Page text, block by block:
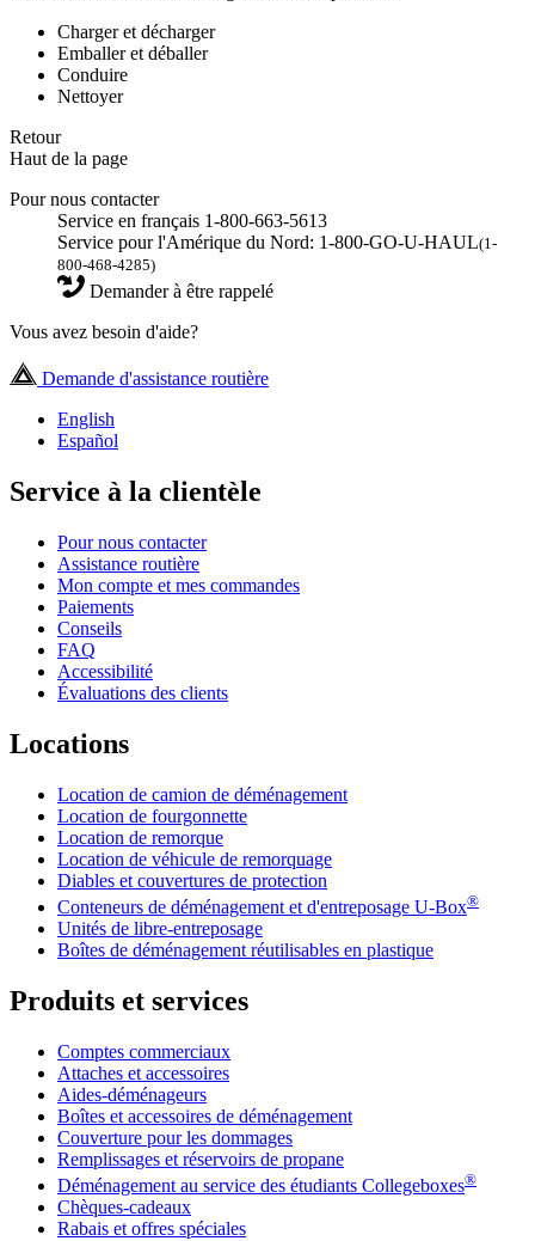
Charger et décharger
Emballer et déballer
Conduire
Nettoyer
Retour
Haut de la page
Pour nous contacter
Service en français 1-800-663-5613
Service pour l'Amérique du Nord: 1-800-GO-U-HAUL(1-
800-468-4285)
Demander à être rappelé
Vous avez besoin d'aide?
Demande d'assistance routière
English
Español
Service à la clientèle
Pour nous contacter
Assistance routière
Mon compte et mes commandes
Paiements
Conseils
FAQ
Accessibilité
Évaluations des clients
Locations
Location de camion de déménagement
Location de fourgonnette
Location de remorque
Location de véhicule de remorquage
Diables et couvertures de protection
Conteneurs de déménagement et d'entreposage U-Box®
Unités de libre-entreposage
Boîtes de déménagement réutilisables en plastique
Produits et services
Comptes commerciaux
Attaches et accessoires
Aides-déménageurs
Boîtes et accessoires de déménagement
Couverture pour les dommages
Remplissages et réservoirs de propane
Déménagement au service des étudiants Collegeboxes®
Chèques-cadeaux
Rabais et offres spéciales